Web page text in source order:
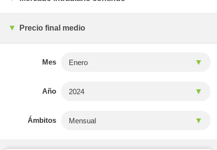
Precio final medio
Mes
Año
Ámbitos